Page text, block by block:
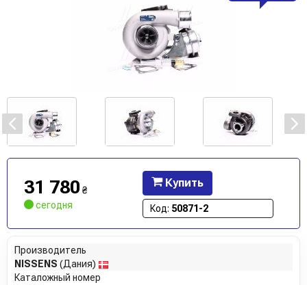
31 780 ₴
сегодня
Купить
Код: 50871-2
Производитель
NISSENS (Дания)
Каталожный номер